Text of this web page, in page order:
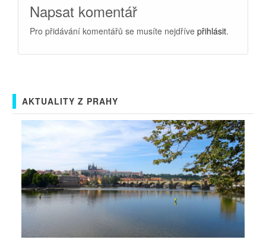
Napsat komentář
Pro přidávání komentářů se musíte nejdříve přihlásit.
AKTUALITY Z PRAHY